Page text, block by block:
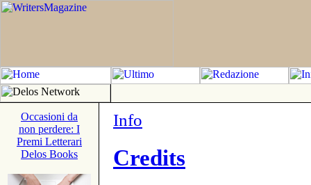
Occasioni da
non perdere: I
Premi Letterari
Delos Books
Info
Credits